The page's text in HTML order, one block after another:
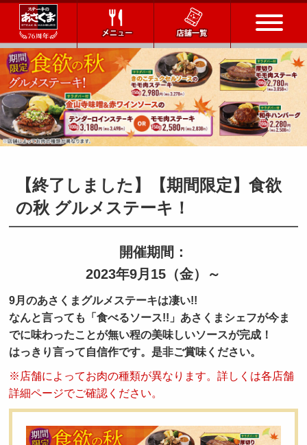
トップページ
店舗一覧
メニュー
会社情報
採用情報
採用トップ
新卒採用
中途採用
【終了しました】【期間限定】食欲
の秋 グルメステーキ！
開催期間：
2023年9月15（金）～
9月のあさくまグルメステーキは凄い!!
なんと言っても「食べるソース!!」あさくまシェフが今ま
でに味わったことが無い程の美味しいソースが完成！
はっきり言って自信作です。是非ご賞味ください。
※店舗によってお肉の種類が異なります。詳しくは各店舗
詳細ページでご確認ください。